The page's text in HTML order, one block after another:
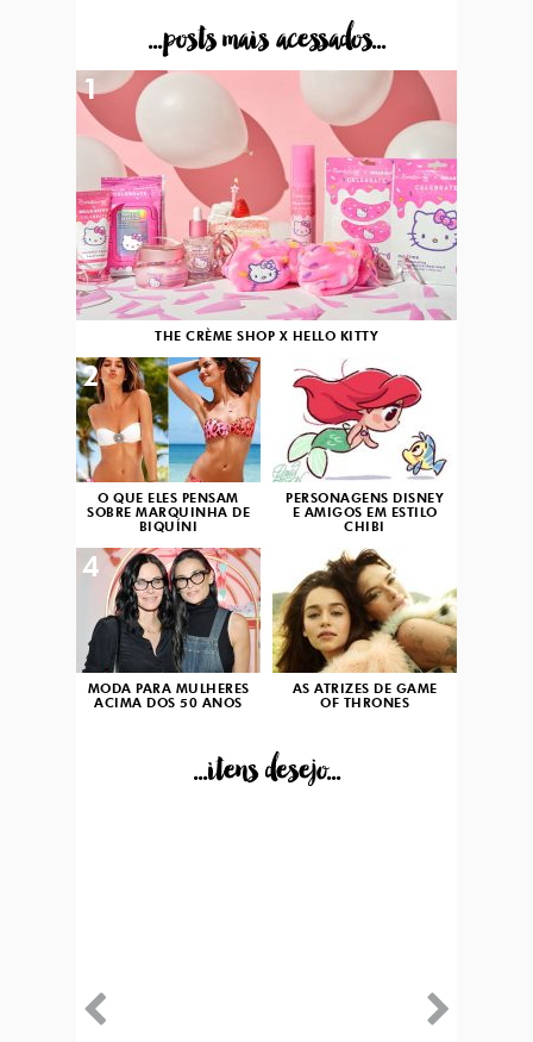
...posts mais acessados...
THE CRÈME SHOP X HELLO KITTY
1
O QUE ELES PENSAM
SOBRE MARQUINHA DE
BIQUÍNI
2
PERSONAGENS DISNEY
E AMIGOS EM ESTILO
CHIBI
3
MODA PARA MULHERES
ACIMA DOS 50 ANOS
4
AS ATRIZES DE GAME
OF THRONES
...itens desejo...